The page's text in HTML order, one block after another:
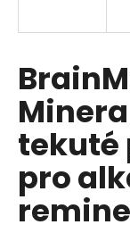
tekuté
pro
í
t
?